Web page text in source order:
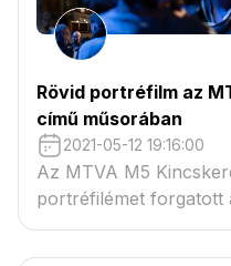
Rövid portréfilm az
című műsorában
2021-05-12 19:16:00
Az MTVA M5
portréfilémet forgatott
tevékenységemről. A
habil Kocsis Miklós,